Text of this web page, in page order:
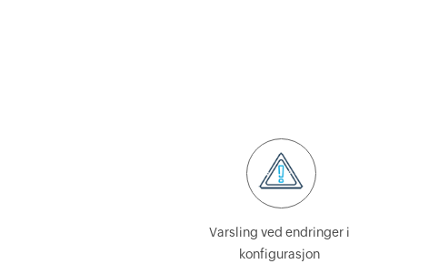
Varsling ved endringer i
konfigurasjon